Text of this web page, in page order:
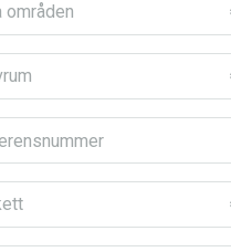
områden